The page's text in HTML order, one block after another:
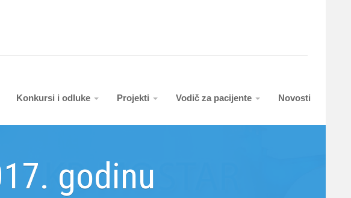
Konkursi i odluke Projekti Vodič za pacijente Novosti
godinu